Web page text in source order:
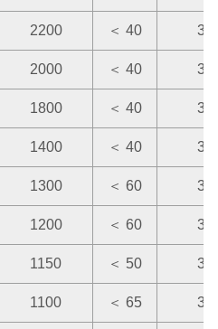
2200 ＜ 40 3.7
2000 ＜ 40 3.7
1800 ＜ 40 3.7
1400 ＜ 40 3.7
1300 ＜ 60 3.7
1200 ＜ 60 3.7
1150 ＜ 50 3.7
1100 ＜ 65 3.7